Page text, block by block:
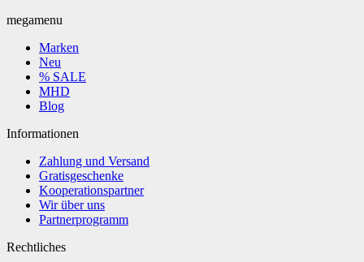
megamenu
Marken
Neu
% SALE
MHD
Blog
Informationen
Zahlung und Versand
Gratisgeschenke
Kooperationspartner
Wir über uns
Partnerprogramm
Rechtliches